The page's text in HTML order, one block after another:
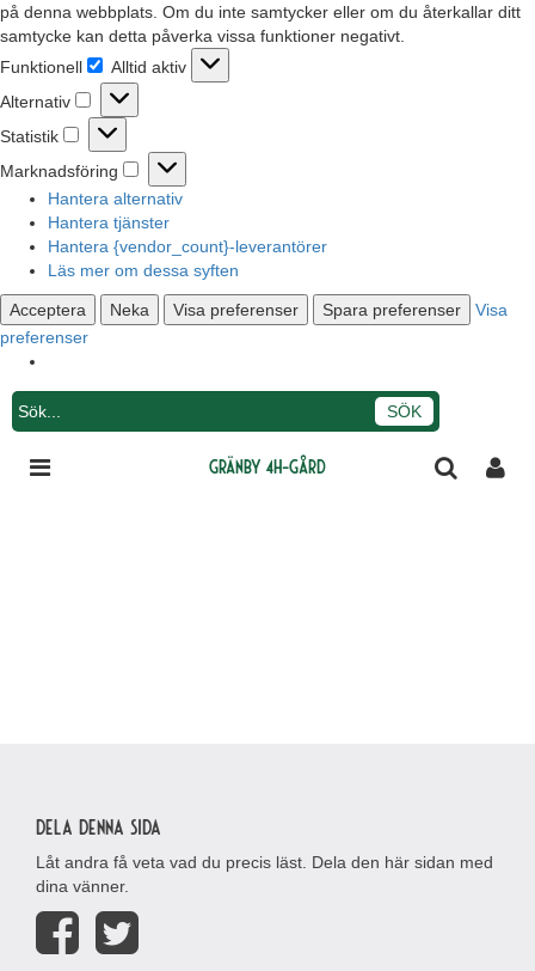
på denna webbplats. Om du inte samtycker eller om du återkallar ditt
samtycke kan detta påverka vissa funktioner negativt.
Funktionell
Funktionell
Alltid aktiv
Alternativ
Alternativ
Statistik
Statistik
Marknadsföring
Marknadsföring
Hantera alternativ
Hantera tjänster
Hantera {vendor_count}-leverantörer
Läs mer om dessa syften
Acceptera Neka Visa preferenser Spara preferenser
Visa
preferenser
Gränby 4H-gård
Dela denna sida
Låt andra få veta vad du precis läst. Dela den här sidan med
dina vänner.